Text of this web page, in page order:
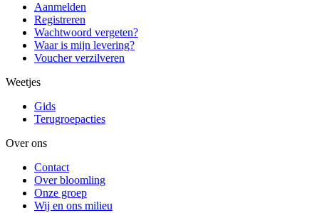
Aanmelden
Registreren
Wachtwoord vergeten?
Waar is mijn levering?
Voucher verzilveren
Weetjes
Gids
Terugroepacties
Over ons
Contact
Over bloomling
Onze groep
Wij en ons milieu